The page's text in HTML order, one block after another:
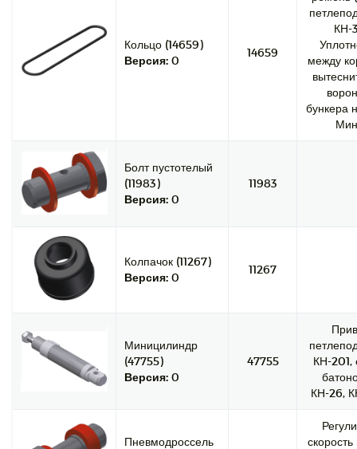
Кольцо (14659)
Версия: 0
14659
КН-
между
бункера
Болт пустотелый
(11983)
Версия: 0
11983
Колпачок (11267)
Версия: 0
11267
Миницилиндр
(47755)
Версия: 0
47755
КН-201,
КН-26,
Пневмодроссель